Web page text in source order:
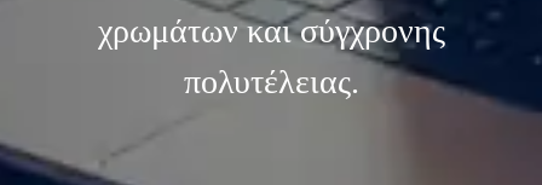
χρωμάτων και σύγχρονης
πολυτέλειας.